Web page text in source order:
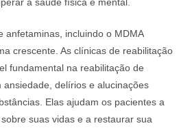
anfetaminas, incluindo o MDMA
crescente. As clínicas de reabilitação
fundamental na reabilitação de
ansiedade, delírios e alucinações
Elas ajudam os pacientes a
suas vidas e a restaurar sua